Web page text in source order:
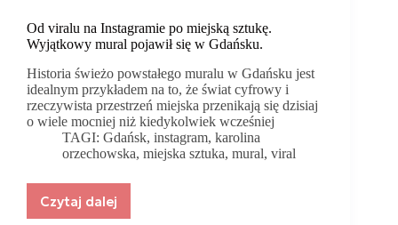
Od viralu na Instagramie po miejską sztukę.
Wyjątkowy mural pojawił się w Gdańsku.
Historia świeżo powstałego muralu w Gdańsku jest
idealnym przykładem na to, że świat cyfrowy i
rzeczywista przestrzeń miejska przenikają się dzisiaj
o wiele mocniej niż kiedykolwiek wcześniej
TAGI: Gdańsk,instagram,karolina
orzechowska, miejska sztuka, mural, viral
Czytaj dalej
Od